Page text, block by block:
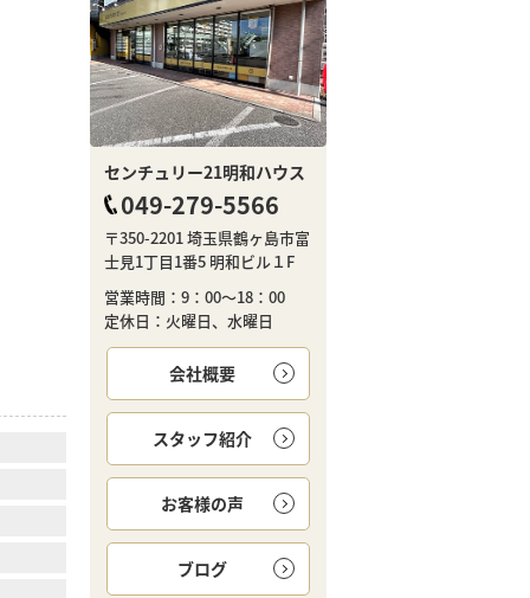
センチュリー21明和ハウス
049-279-5566
〒350-2201 埼玉県鶴ヶ島市富
士見1丁目1番5 明和ビル１F
営業時間：9：00～18：00
定休日：火曜日、水曜日
会社概要
スタッフ紹介
お客様の声
ブログ